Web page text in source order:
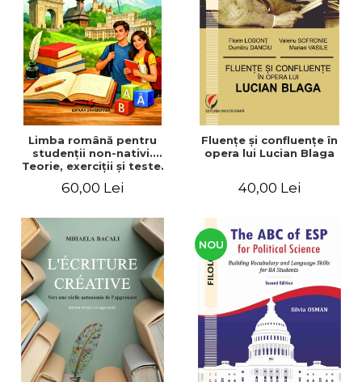
ADMINISTRATIVE
ȘTIINȚE ECONOMICE
ȘTIINȚE EXACTE
EDUCAȚIE FIZICĂ ȘI SPORT
PREUNIVERSITARIA
TIMP LIBER
ÎN CURS DE APARIȚIE
NOUTĂȚI
PACHETE DE STUDIU
ULTIMELE EXEMPLARE
Cum Cumpăr
Livrare
Politica de Retur
Formular de Retur
Distribuitori
Limba română pentru
studenţii non-nativi.
Teorie, exerciţii şi teste.
60,00 Lei
Fluenţe şi confluenţe în
opera lui Lucian Blaga
40,00 Lei
NOU